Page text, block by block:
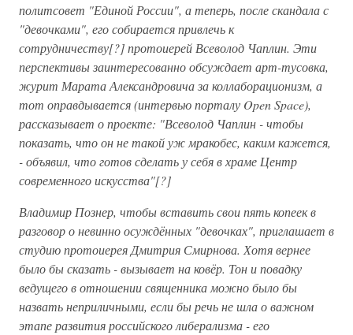
политсовет "Единой России", а теперь, после скандала с
"девочками", его собирается привлечь к
сотрудничеству[?] протоиерей Всеволод Чаплин. Эти
перспективы заинтересованно обсуждает арт-тусовка,
журит Марата Александровича за коллаборационизм, а
тот оправдывается (интервью порталу Open Space),
рассказывает о проекте: "Всеволод Чаплин - чтобы
показать, что он не такой уж мракобес, каким кажется,
- объявил, что готов сделать у себя в храме Центр
современного искусства"[?]
Владимир Познер, чтобы вставить свои пять копеек в
разговор о невинно осуждённых "девочках", приглашает в
студию протоиерея Дмитрия Смирнова. Хотя вернее
было бы сказать - вызывает на ковёр. Тон и повадку
ведущего в отношении священника можно было бы
назвать неприличными, если бы речь не шла о важном
этапе развития российского либерализма - его